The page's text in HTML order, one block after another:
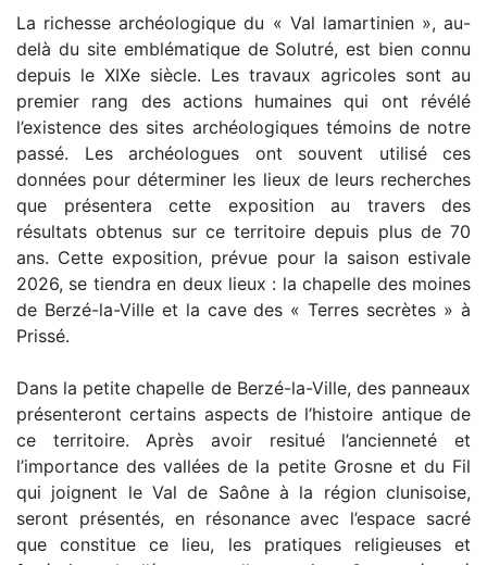
La richesse archéologique du « Val lamartinien », au-
delà du site emblématique de Solutré, est bien connu
depuis le XIXe siècle. Les travaux agricoles sont au
premier rang des actions humaines qui ont révélé
l’existence des sites archéologiques témoins de notre
passé. Les archéologues ont souvent utilisé ces
données pour déterminer les lieux de leurs recherches
que présentera cette exposition au travers des
résultats obtenus sur ce territoire depuis plus de 70
ans. Cette exposition, prévue pour la saison estivale
2026, se tiendra en deux lieux : la chapelle des moines
de Berzé-la-Ville et la cave des « Terres secrètes » à
Prissé.
Dans la petite chapelle de Berzé-la-Ville, des panneaux
présenteront certains aspects de l’histoire antique de
ce territoire. Après avoir resitué l’ancienneté et
l’importance des vallées de la petite Grosne et du Fil
qui joignent le Val de Saône à la région clunisoise,
seront présentés, en résonance avec l’espace sacré
que constitue ce lieu, les pratiques religieuses et